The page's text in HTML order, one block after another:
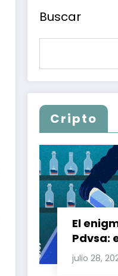
Buscar
Cripto
El
Pdvsa:
julio 28,